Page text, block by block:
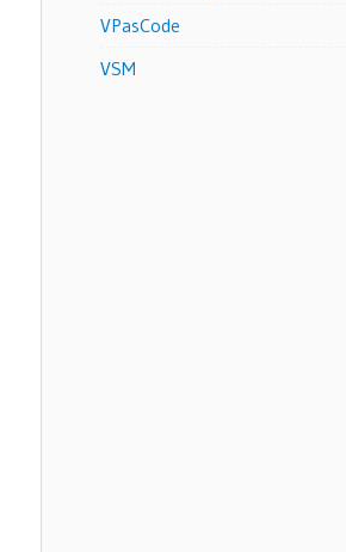
VPasCode
VSM